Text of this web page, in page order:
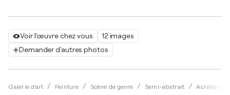
Voir l'œuvre chez vous
12 images
Demander d'autres photos
Galerie d'art Peinture Scène de genre Semi-abstrait Acrylique